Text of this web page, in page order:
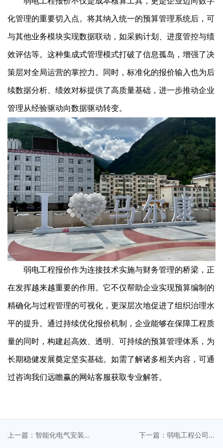
化管理的重要切入点。将其纳入统一的预算管理系统后，可
与其他业务模块实现数据联动，如采购计划、进度管控与绩
效评估等。这种集成式管理模式打破了信息孤岛，增强了决
策层对全局运营的掌控力。同时，标准化的报价输入也为后
续数据分析、绩效对标提供了高质量基础，进一步推动企业
管理从经验驱动向数据驱动转变。
弱电工程报价作为连接技术实施与财务管理的桥梁，正
在发挥越来越重要的作用。它不仅帮助企业实现预算编制的
精确化与过程管理的可视化，更深层次地促进了组织治理水
平的提升。通过持续优化报价机制，企业能够在保障工程质
量的同时，构建起高效、透明、可持续的预算管理体系，为
长期稳健发展奠定坚实基础。如需了解诸多相关内容，可通
过咨询我们远瞻赢的网站客服获取专业解答。
上一篇：智能化电气安装
下一篇：弱电工程公司以